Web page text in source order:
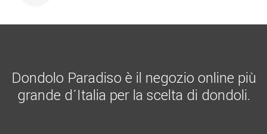
Dondolo Paradiso è il negozio online più
grande d´Italia per la scelta di dondoli.